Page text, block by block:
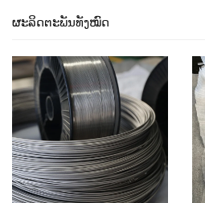
ຜະລິດຕະພັນທັງໝົດ